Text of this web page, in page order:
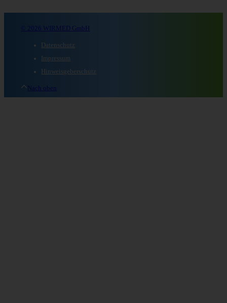
© 2026 WIRMED GmbH
Datenschutz
Impressum
Hinweisgeberschutz
Nach oben